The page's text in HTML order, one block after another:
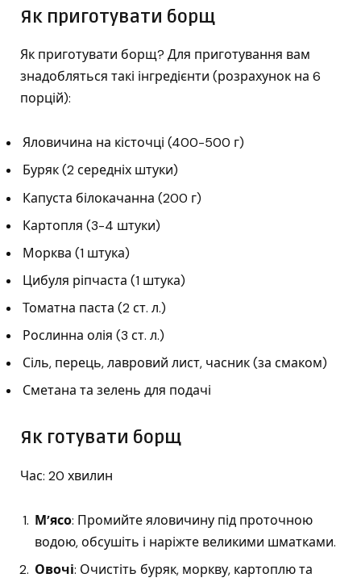
Як приготувати борщ
Як приготувати борщ? Для приготування вам
знадобляться такі інгредієнти (розрахунок на 6
порцій):
Яловичина на кісточці (400-500 г)
Буряк (2 середніх штуки)
Капуста білокачанна (200 г)
Картопля (3-4 штуки)
Морква (1 штука)
Цибуля ріпчаста (1 штука)
Томатна паста (2 ст. л.)
Рослинна олія (3 ст. л.)
Сіль, перець, лавровий лист, часник (за смаком)
Сметана та зелень для подачі
Як готувати борщ
Час: 20 хвилин
М’ясо: Промийте яловичину під проточною
водою, обсушіть і наріжте великими шматками.
Овочі: Очистіть буряк, моркву, картоплю та